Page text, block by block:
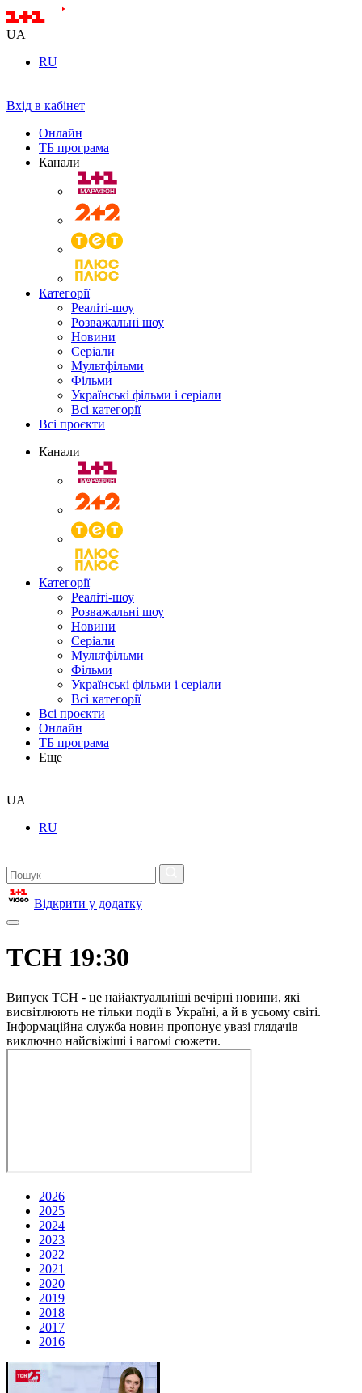
UA
RU
Вхід в кабінет
Онлайн
ТБ програма
Канали
Категорії
Реаліті-шоу
Розважальні шоу
Новини
Серіали
Мультфільми
Фільми
Українські фільми і серіали
Всі категорії
Всі проєкти
Канали
Категорії
Реаліті-шоу
Розважальні шоу
Новини
Серіали
Мультфільми
Фільми
Українські фільми і серіали
Всі категорії
Всі проєкти
Онлайн
ТБ програма
Еще
UA
RU
Відкрити у додатку
ТСН 19:30
Випуск ТСН - це найактуальніші вечірні новини, які
висвітлюють не тільки події в Україні, а й в усьому світі.
Інформаційна служба новин пропонує увазі глядачів
виключно найсвіжіші і вагомі сюжети.
2026
2025
2024
2023
2022
2021
2020
2019
2018
2017
2016